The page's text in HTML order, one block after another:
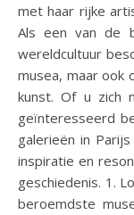
met haar rijke
Als een van de
wereldcultuur
musea, maar ook
kunst. Of u zich
geïnteresseerd
galerieën in
inspiratie en
geschiedenis. 1.
beroemdste